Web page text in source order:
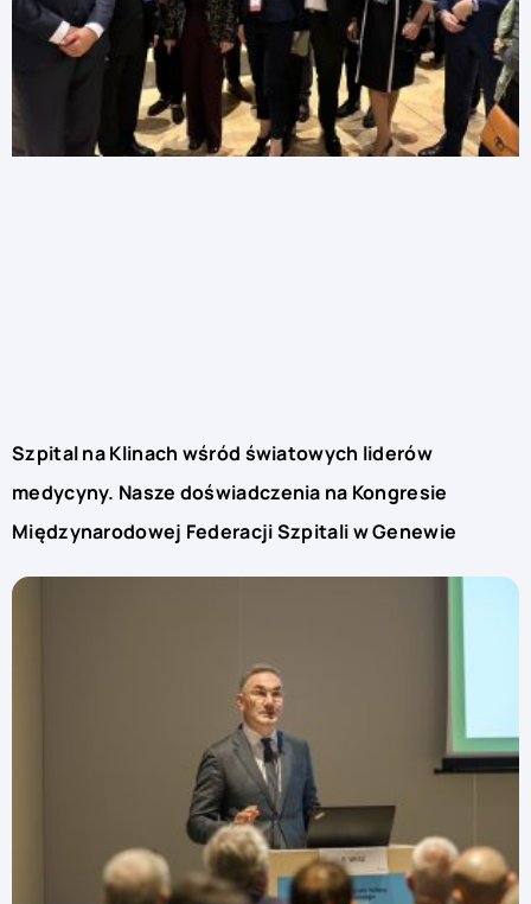
Szpital na Klinach wśród światowych liderów
medycyny. Nasze doświadczenia na Kongresie
Międzynarodowej Federacji Szpitali w Genewie